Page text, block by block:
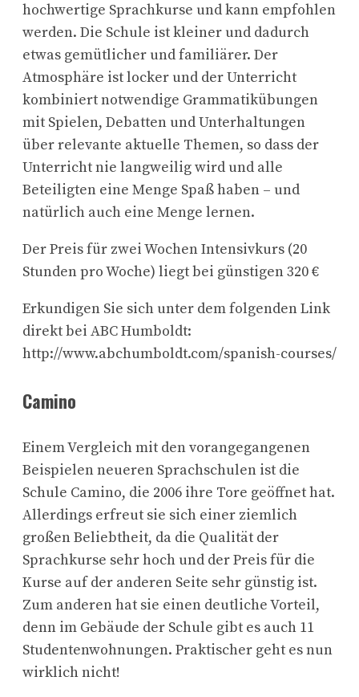
hochwertige Sprachkurse und kann empfohlen
werden. Die Schule ist kleiner und dadurch
etwas gemütlicher und familiärer. Der
Atmosphäre ist locker und der Unterricht
kombiniert notwendige Grammatikübungen
mit Spielen, Debatten und Unterhaltungen
über relevante aktuelle Themen, so dass der
Unterricht nie langweilig wird und alle
Beteiligten eine Menge Spaß haben – und
natürlich auch eine Menge lernen.
Der Preis für zwei Wochen Intensivkurs (20
Stunden pro Woche) liegt bei günstigen 320 €
Erkundigen Sie sich unter dem folgenden Link
direkt bei ABC Humboldt:
http://www.abchumboldt.com/spanish-courses/
Camino
Einem Vergleich mit den vorangegangenen
Beispielen neueren Sprachschulen ist die
Schule Camino, die 2006 ihre Tore geöffnet hat.
Allerdings erfreut sie sich einer ziemlich
großen Beliebtheit, da die Qualität der
Sprachkurse sehr hoch und der Preis für die
Kurse auf der anderen Seite sehr günstig ist.
Zum anderen hat sie einen deutliche Vorteil,
denn im Gebäude der Schule gibt es auch 11
Studentenwohnungen. Praktischer geht es nun
wirklich nicht!